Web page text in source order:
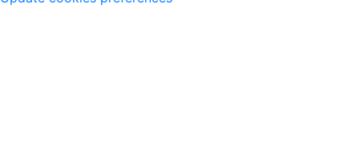
Update cookies preferences